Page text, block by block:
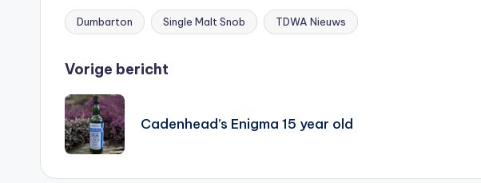
Tags:
Dumbarton Single Malt Snob TDWA Nieuws
Bericht
navigatie
Vorige bericht
Cadenhead’s Enigma 15 year old